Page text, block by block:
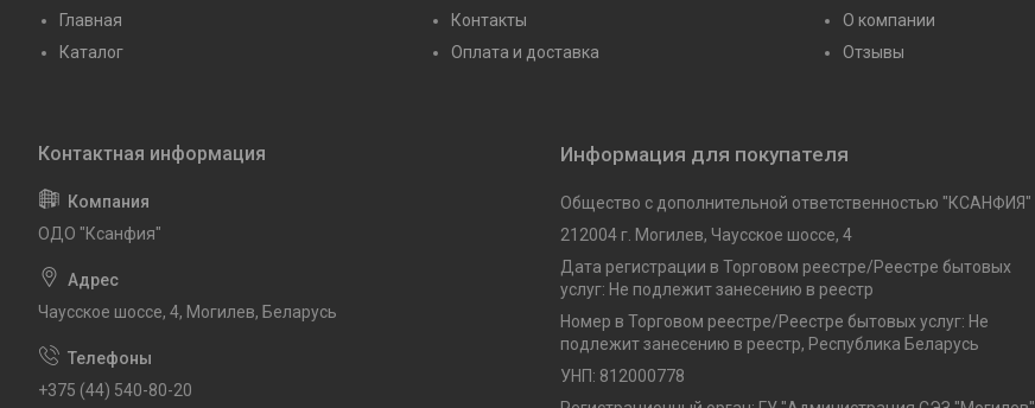
Главная
Каталог
Контакты
Оплата и доставка
О компании
Отзывы
ОДО "Ксанфия"
Чаусское шоссе, 4, Могилев, Беларусь
+375 (44) 540-80-20
Информация для покупателя
Общество с дополнительной ответственностью "КСАНФИЯ"
212004 г. Могилев, Чаусское шоссе, 4
Дата регистрации в Торговом реестре/Реестре бытовых
услуг: Не подлежит занесению в реестр
Номер в Торговом реестре/Реестре бытовых услуг: Не
подлежит занесению в реестр, Республика Беларусь
УНП: 812000778